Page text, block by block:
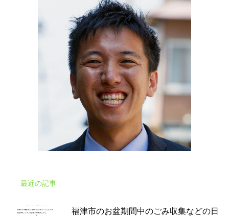
最近の記事
福津市のお盆期間中のごみ収集などの日